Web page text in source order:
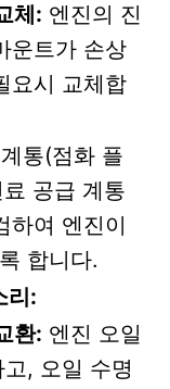
체: 엔진의 진
운트가 손상
요시 교체합
통(점화 플
공급 계통
하여 엔진이
합니다.
리:
환: 엔진 오일
, 오일 수명